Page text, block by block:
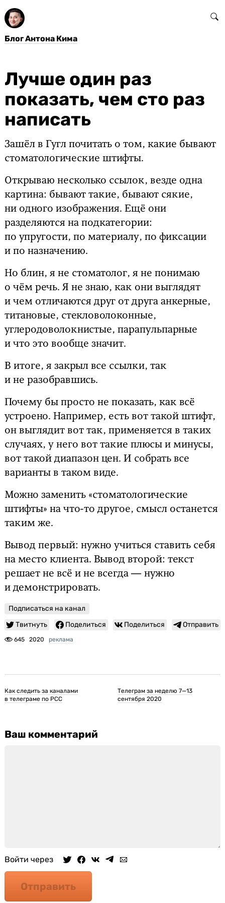
Блог Антона Кима
Лучше один раз
показать, чем сто раз
написать
Зашёл в Гугл почитать о том, какие бывают
стоматологические штифты.
Открываю несколько ссылок, везде одна
картина: бывают такие, бывают сякие,
ни одного изображения. Ещё они
разделяются на подкатегории:
по упругости, по материалу, по фиксации
и по назначению.
Но блин, я не стоматолог, я не понимаю
о чём речь. Я не знаю, как они выглядят
и чем отличаются друг от друга анкерные,
титановые, стекловолоконные,
углеродоволокнистые, парапульпарные
и что это вообще значит.
В итоге, я закрыл все ссылки, так
и не разобравшись.
Почему бы просто не показать, как всё
устроено. Например, есть вот такой штифт,
он выглядит вот так, применяется в таких
случаях, у него вот такие плюсы и минусы,
вот такой диапазон цен. И собрать все
варианты в таком виде.
Можно заменить «стоматологические
штифты» на что-то другое, смысл останется
таким же.
Вывод первый: нужно учиться ставить себя
на место клиента. Вывод второй: текст
решает не всё и не всегда — нужно
и демонстрировать.
Подписаться на канал
Твитнуть
Поделиться Поделиться Отправить
645 2020 реклама
Как следить за каналами
в телеграме по РСС
Телеграм за неделю 7—13
сентября 2020
Ваш комментарий
Войти через
Отправить